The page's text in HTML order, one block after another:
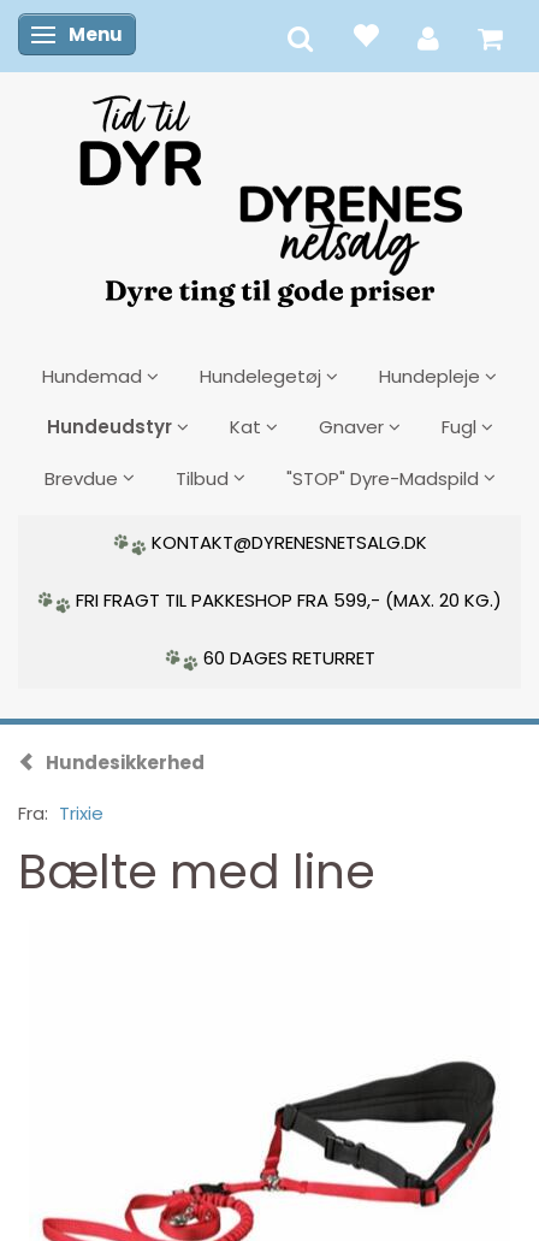
Skifte navigation
Menu
Hundemad Hundelegetøj Hundepleje
Hundeudstyr Kat Gnaver Fugl
Brevdue Tilbud "STOP" Dyre-Madspild
KONTAKT@DYRENESNETSALG.DK
FRI FRAGT TIL PAKKESHOP FRA 599,- (MAX. 20 KG.)
60 DAGES RETURRET
Hundesikkerhed
Fra: Trixie
Bælte med line